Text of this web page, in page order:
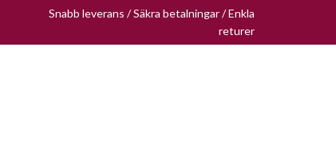
Snabb leverans / Säkra betalningar / Enkla
returer